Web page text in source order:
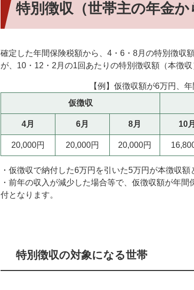
特別徴収（世帯主の年金
確定した年間保険税額から、4・6・8月の特別徴収
が、10・12・2月の1回あたりの特別徴収額（本徴収
【例】仮徴収額が6万円、
仮徴収
4月
6月 8月 10月
20,000円 20,000円 20,000円
・仮徴収で納付した6万円を引いた5万円が本徴収額
・前年の収入が減少した場合等で、仮徴収額が年
付となります。
特別徴収の対象になる世帯